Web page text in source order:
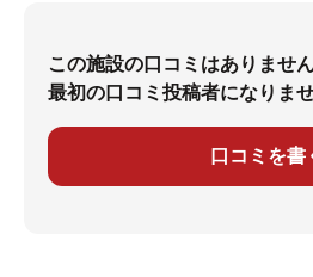
この施設の口コミはありません
最初の口コミ投稿者になりま
口コミを書